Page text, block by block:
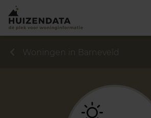
Woningen in Barneveld